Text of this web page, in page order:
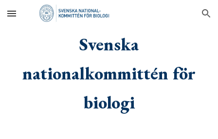
Skip to main content Skip to navigation
Svenska
nationalkommittén för
biologi